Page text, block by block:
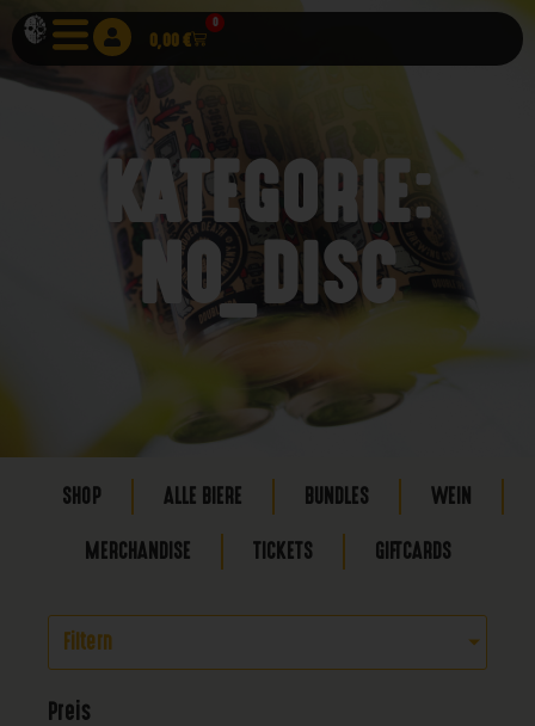
0,00€
0
KATEGORIE:
NO_DISC
SHOP ALLE BIERE BUNDLES WEIN
MERCHANDISE TICKETS GIFTCARDS
Filtern
Preis